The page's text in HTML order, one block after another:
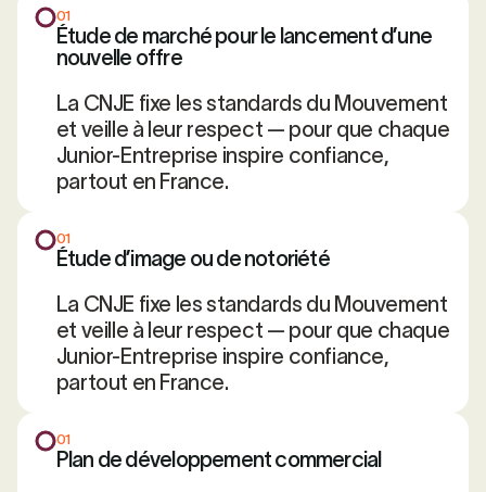
01
Étude de marché pour le lancement d’une
nouvelle offre
La CNJE fixe les standards du Mouvement
et veille à leur respect — pour que chaque
Junior-Entreprise inspire confiance,
partout en France.
01
Étude d’image ou de notoriété
La CNJE fixe les standards du Mouvement
et veille à leur respect — pour que chaque
Junior-Entreprise inspire confiance,
partout en France.
01
Plan de développement commercial